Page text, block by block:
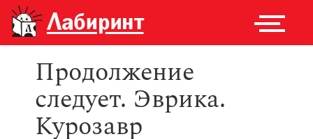
Продолжение
следует. Эврика.
Курозавр